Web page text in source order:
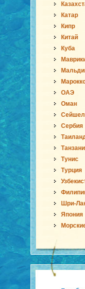
Катар
Кипр
Китай
Куба
ОАЭ
Оман
Сербия
Тунис
Турция
Шри-
Япония